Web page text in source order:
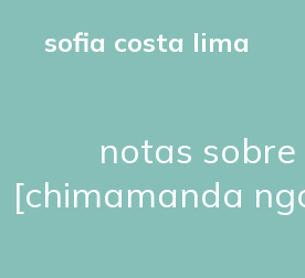
sofia costa lima
notas sobre
[chimamanda